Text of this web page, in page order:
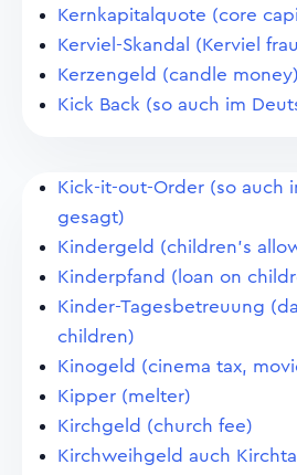
Kernkapitalquote (core
Kerviel-Skandal (Kerviel
Kerzengeld (candle money)
Kick Back (so auch im
Kick-it-out-Order (so auch
gesagt)
Kindergeld (children's
Kinderpfand (loan on
Kinder-Tagesbetreuung
children)
Kinogeld (cinema tax,
Kipper (melter)
Kirchgeld (church fee)
Kirchweihgeld auch